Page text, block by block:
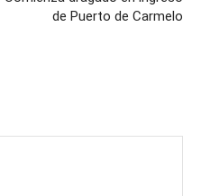
de Puerto de Carmelo